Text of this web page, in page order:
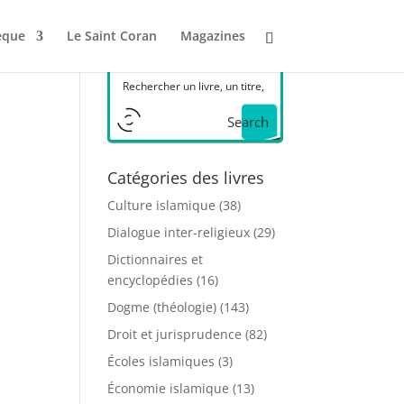
Le Saint Coran
Magazines
Search
Catégories des livres
Culture islamique (38)
Dialogue inter-religieux (29)
Dictionnaires et
encyclopédies (16)
Dogme (théologie) (143)
Droit et jurisprudence (82)
Écoles islamiques (3)
Économie islamique (13)